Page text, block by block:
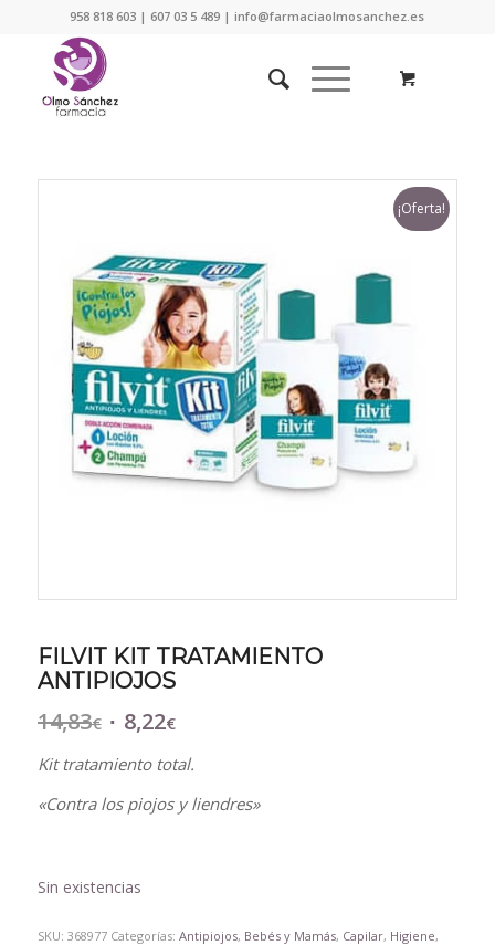
958 818 603 | 607 03 5 489 | info@farmaciaolmosanchez.es
¡Oferta!
FILVIT KIT TRATAMIENTO
ANTIPIOJOS
14,83€ El
original
era:
8,22€El
actual
es:
Kit tratamiento total.
«Contra los piojos y liendres»
Sin existencias
SKU: 368977 Categorías: Antipiojos, Bebés y Mamás, Capilar, Higiene,